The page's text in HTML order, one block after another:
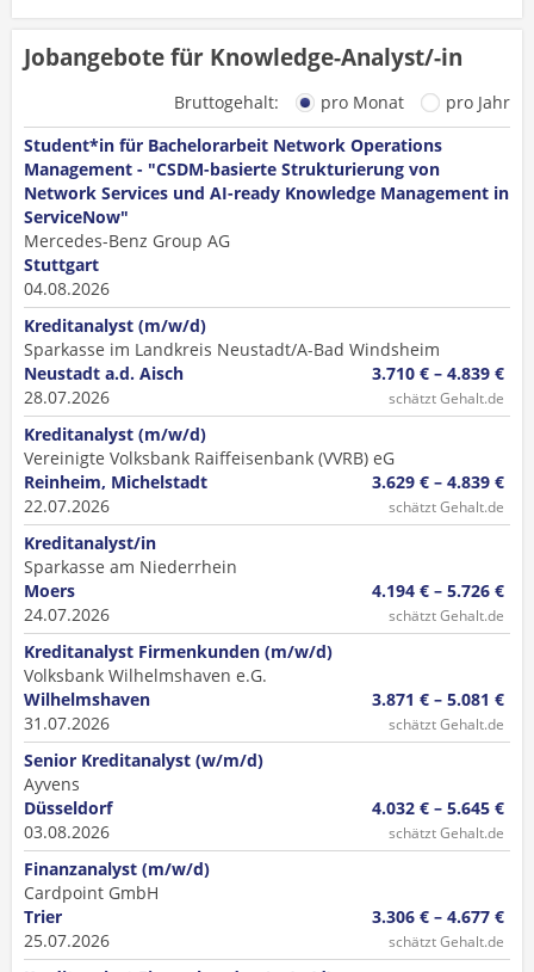
Jobangebote für Knowledge-Analyst/-in
Bruttogehalt: pro Monat
pro Jahr
Student*in für Bachelorarbeit Network Operations
Management - "CSDM-basierte Strukturierung von
Network Services und AI-ready Knowledge Management in
ServiceNow"
Mercedes-Benz Group AG
Stuttgart
04.08.2026
Kreditanalyst (m/w/d)
Sparkasse im Landkreis Neustadt/A-Bad Windsheim
Neustadt a.d. Aisch
28.07.2026
3.710 € – 4.839 €
schätzt Gehalt.de
Kreditanalyst (m/w/d)
Vereinigte Volksbank Raiffeisenbank (VVRB) eG
Reinheim, Michelstadt
22.07.2026
3.629 € – 4.839 €
schätzt Gehalt.de
Kreditanalyst/in
Sparkasse am Niederrhein
Moers
24.07.2026
4.194 € – 5.726 €
schätzt Gehalt.de
Kreditanalyst Firmenkunden (m/w/d)
Volksbank Wilhelmshaven e.G.
Wilhelmshaven
31.07.2026
3.871 € – 5.081 €
schätzt Gehalt.de
Senior Kreditanalyst (w/m/d)
Ayvens
Düsseldorf
03.08.2026
4.032 € – 5.645 €
schätzt Gehalt.de
Finanzanalyst (m/w/d)
Cardpoint GmbH
Trier
25.07.2026
3.306 € – 4.677 €
schätzt Gehalt.de